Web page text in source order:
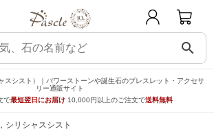
search
スシスト）｜パワーストーンや誕生石のブレスレット・アクセサ
リー通販サイト
で最短翌日にお届け 10,000円以上のご注文で送料無料
シリシャスシスト